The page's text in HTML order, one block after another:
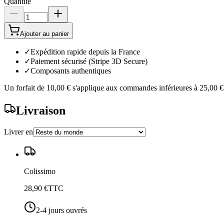
Ajouter au panier
✓Expédition rapide depuis la France
✓Paiement sécurisé (Stripe 3D Secure)
✓Composants authentiques
Un forfait de 10,00 € s'applique aux commandes inférieures à 25,00 €
Livraison
Livrer en
Colissimo
28,90 €TTC
2-4 jours ouvrés